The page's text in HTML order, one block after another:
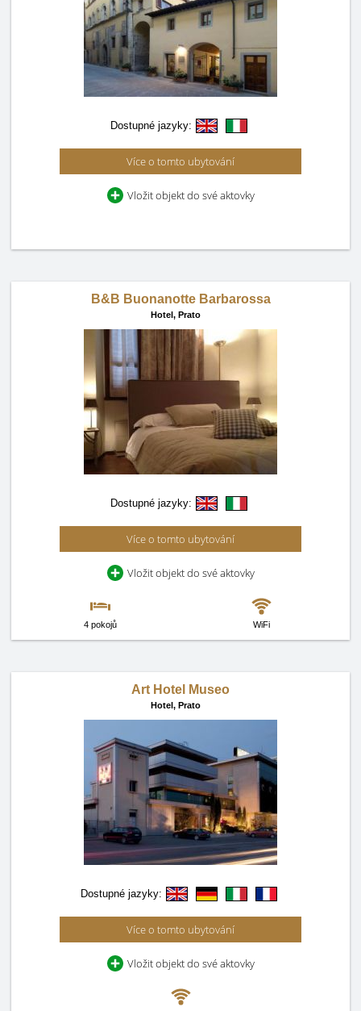
Dostupné jazyky:
Více o tomto ubytování
Vložit objekt do své aktovky
B&B Buonanotte Barbarossa
Hotel, Prato
Dostupné jazyky:
Více o tomto ubytování
Vložit objekt do své aktovky
4 pokojů WiFi
Art Hotel Museo
Hotel, Prato
Dostupné jazyky:
Více o tomto ubytování
Vložit objekt do své aktovky